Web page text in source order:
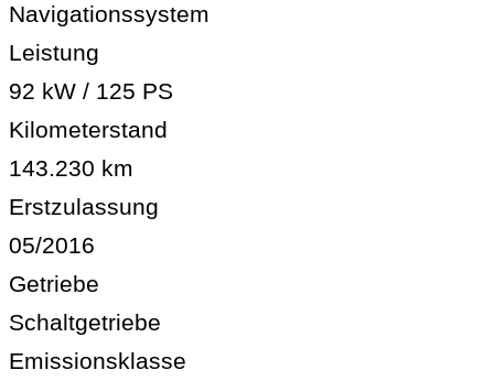
Navigationssystem
Leistung
92 kW / 125 PS
Kilometerstand
143.230 km
Erstzulassung
05/2016
Getriebe
Schaltgetriebe
Emissionsklasse